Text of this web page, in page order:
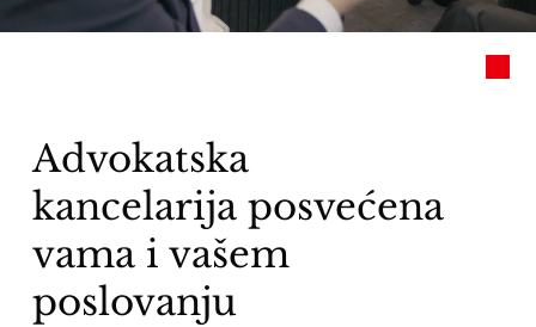
Advokatska
kancelarija posvećena
vama i vašem
poslovanju